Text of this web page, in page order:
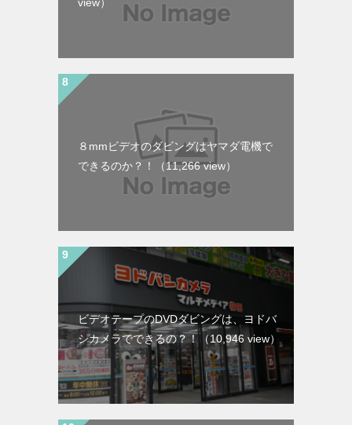
８mmビデオのダビングはヤマダ電機で
できるのか？！
（11,266 view）
ビデオテープのDVDダビングは、ヨドバ
シカメラでできるの？！
（10,946 view）